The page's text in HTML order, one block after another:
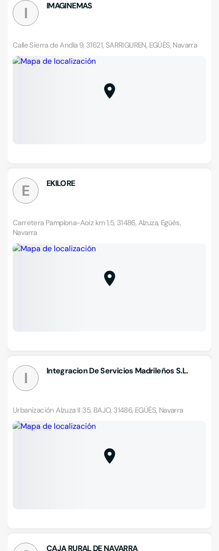
I IMAGINEMAS
Calle Sierra de Andía 9, 31621, SARRIGUREN, EGÜÉS, Navarra
E EKILORE
Carretera Pamplona-Aoiz km 1,5, 31486, Alzuza, Egüés,
Navarra
I Integracion De Servicios Madrileños S.L.
Urbanización Alzuza II 35, BAJO, 31486, EGÜÉS, Navarra
CAJA RURAL DE NAVARRA